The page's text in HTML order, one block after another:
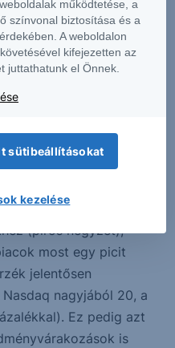
Erste
pötty) hasonlítjuk az
(piros négyzet),
most egy picit
jelentősen
nagyjából 20, a
Ez pedig azt
is
működtetése, a
színvonal biztosítása és a
A weboldalon
kifejezetten az
juttathatunk el Önnek.
sütibeállításokat
kezelése